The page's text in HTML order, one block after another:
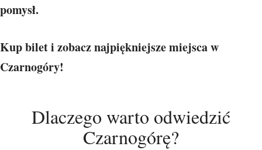
pomysł.
Kup bilet i zobacz najpiękniejsze miejsca w
Czarnogóry!
Dlaczego warto odwiedzić
Czarnogórę?